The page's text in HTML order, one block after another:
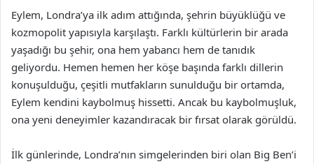
Eylem, Londra’ya ilk adım attığında, şehrin büyüklüğü ve
kozmopolit yapısıyla karşılaştı. Farklı kültürlerin bir arada
yaşadığı bu şehir, ona hem yabancı hem de tanıdık
geliyordu. Hemen hemen her köşe başında farklı dillerin
konuşulduğu, çeşitli mutfakların sunulduğu bir ortamda,
Eylem kendini kaybolmuş hissetti. Ancak bu kaybolmuşluk,
ona yeni deneyimler kazandıracak bir fırsat olarak görüldü.
İlk günlerinde, Londra’nın simgelerinden biri olan Big Ben’i